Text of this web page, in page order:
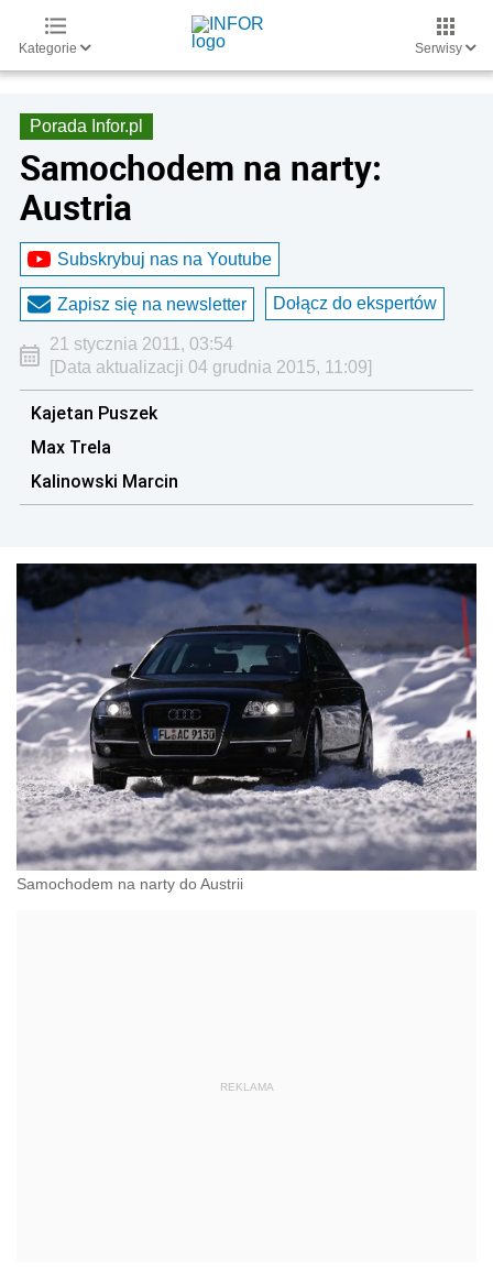
Kategorie Serwisy
Porada Infor.pl
Samochodem na narty:
Austria
Subskrybuj nas na Youtube
Zapisz się na newsletter Dołącz do ekspertów
21 stycznia 2011, 03:54
[Data aktualizacji 04 grudnia 2015, 11:09]
Kajetan Puszek
Max Trela
Kalinowski Marcin
Samochodem na narty do Austrii